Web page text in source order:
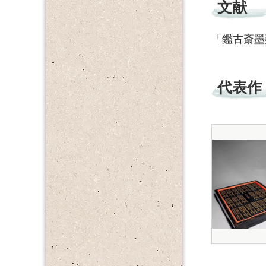
文献
「鑑古斎
代表作